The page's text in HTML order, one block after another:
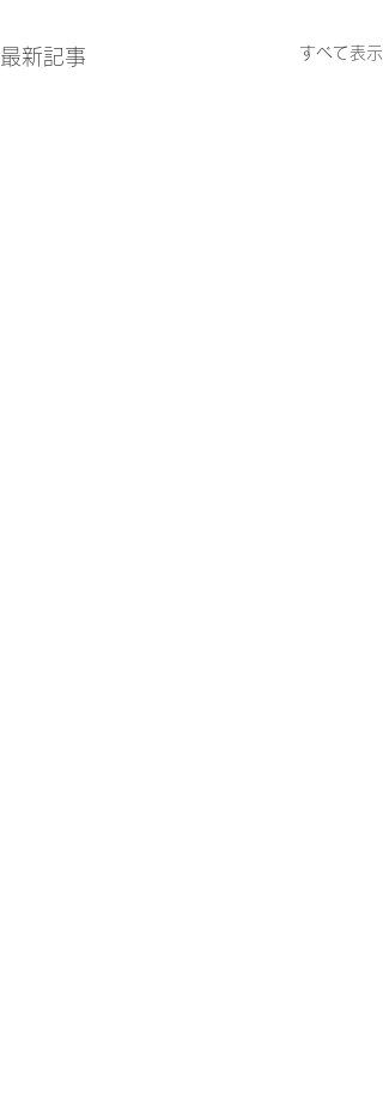
最新記事 すべて表示